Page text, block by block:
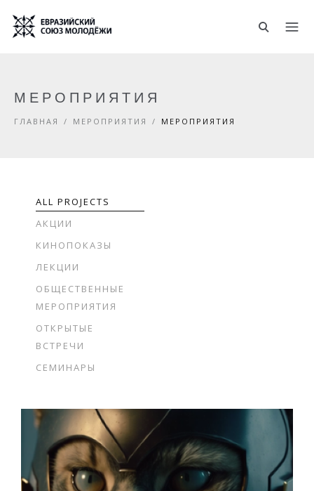
МЕРОПРИЯТИЯ
ГЛАВНАЯ / МЕРОПРИЯТИЯ / МЕРОПРИЯТИЯ
ALL PROJECTS
АКЦИИ
КИНОПОКАЗЫ
ЛЕКЦИИ
ОБЩЕСТВЕННЫЕ
МЕРОПРИЯТИЯ
ОТКРЫТЫЕ
ВСТРЕЧИ
СЕМИНАРЫ